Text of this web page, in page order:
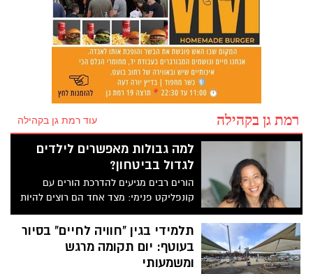
רמת גן בקהילה עוד רמת גן בקהילה
למה גבולות מאפשרים לילדים
לגדול בביטחון?
הורים רבים מגיעים להדרכת הורים עם
קונפליקט פנימי: מצד אחד הם רוצים להיות
רגישים, מכילים ולאפשר לילדים שלהם חופש,
מצד שני, הם מרגישים שהבית יצא משליטה,
שיש יותר מדי מאבקים, עייפות, צעקות
ותחושת חוסר אונים.
תלמידי בגין "חוויה לחיים" בסיור
בעוטף: יום תקומה מרגש
ומשמעותי